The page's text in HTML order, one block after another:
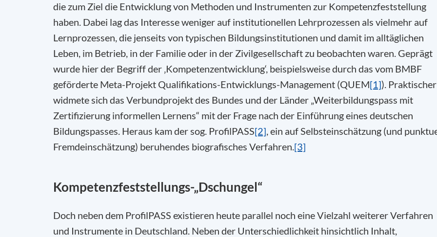
die zum Ziel die Entwicklung von Methoden und Instrumenten zur Kompetenzfeststellung
haben. Dabei lag das Interesse weniger auf institutionellen Lehrprozessen als vielmehr auf
Lernprozessen, die jenseits von typischen Bildungsinstitutionen und damit im alltäglichen
Leben, im Betrieb, in der Familie oder in der Zivilgesellschaft zu beobachten waren. Geprägt
wurde hier der Begriff der ‚Kompetenzentwicklung‘, beispielsweise durch das vom BMBF
geförderte Meta-Projekt Qualifikations-Entwicklungs-Management (QUEM[1]). Praktischer
widmete sich das Verbundprojekt des Bundes und der Länder „Weiterbildungspass mit
Zertifizierung informellen Lernens“ mit der Frage nach der Einführung eines deutschen
Bildungspasses. Heraus kam der sog. ProfilPASS[2], ein auf Selbsteinschätzung (und
Fremdeinschätzung) beruhendes biografisches Verfahren.[3]
Kompetenzfeststellungs-„Dschungel“
Doch neben dem ProfilPASS existieren heute parallel noch eine Vielzahl weiterer Verfahren
und Instrumente in Deutschland. Neben der Unterschiedlichkeit hinsichtlich Inhalt,